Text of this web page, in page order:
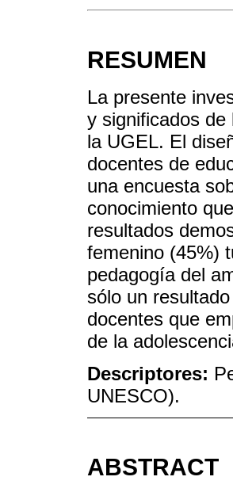
RESUMEN
La presente
y significados
la UGEL. El
docentes de
una encuesta
conocimiento
resultados
femenino (45%)
pedagogía del
sólo un
docentes que
de la
Descriptores:
UNESCO).
ABSTRACT